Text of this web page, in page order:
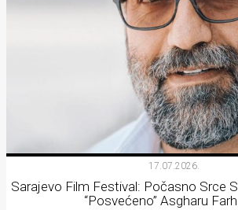
17.07.2026.
Sarajevo Film Festival: Počasno Srce
“Posvećeno” Asgharu